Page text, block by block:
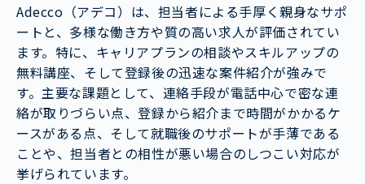
Adecco（アデコ）は、担当者による手厚く親身なサポ
ートと、多様な働き方や質の高い求人が評価されてい
ます。特に、キャリアプランの相談やスキルアップの
無料講座、そして登録後の迅速な案件紹介が強みで
す。主要な課題として、連絡手段が電話中心で密な連
絡が取りづらい点、登録から紹介まで時間がかかるケ
ースがある点、そして就職後のサポートが手薄である
ことや、担当者との相性が悪い場合のしつこい対応が
挙げられています。